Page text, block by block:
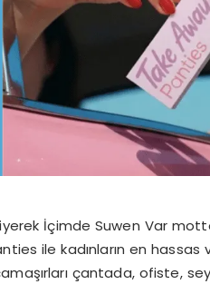
İçimde Suwen Var
ile kadınların en
çantada, ofiste,